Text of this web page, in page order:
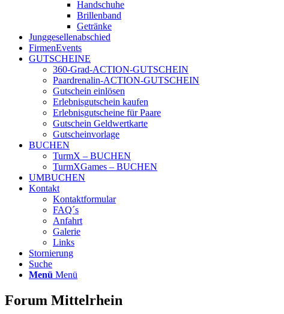
Handschuhe
Brillenband
Getränke
Junggesellenabschied
FirmenEvents
GUTSCHEINE
360-Grad-ACTION-GUTSCHEIN
Paardrenalin-ACTION-GUTSCHEIN
Gutschein einlösen
Erlebnisgutschein kaufen
Erlebnisgutscheine für Paare
Gutschein Geldwertkarte
Gutscheinvorlage
BUCHEN
TurmX – BUCHEN
TurmXGames – BUCHEN
UMBUCHEN
Kontakt
Kontaktformular
FAQ´s
Anfahrt
Galerie
Links
Stornierung
Suche
Menü Menü
Forum Mittelrhein